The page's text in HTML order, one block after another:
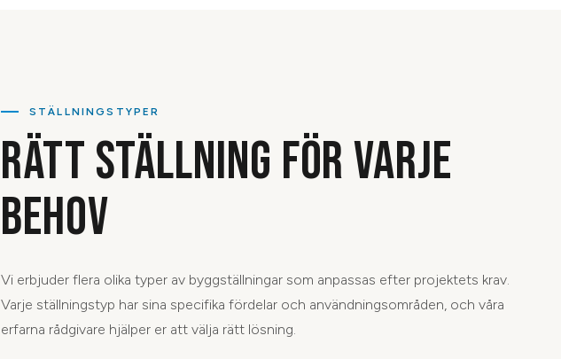
STÄLLNINGSTYPER
RÄTT STÄLLNING FÖR VARJE
BEHOV
Vi erbjuder flera olika typer av byggställningar som anpassas efter projektets krav.
Varje ställningstyp har sina specifika fördelar och användningsområden, och våra
erfarna rådgivare hjälper er att välja rätt lösning.